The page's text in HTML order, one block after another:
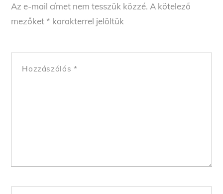
Az e-mail címet nem tesszük közzé. A kötelező
mezőket* karakterrel jelöltük
Hozzászólás *